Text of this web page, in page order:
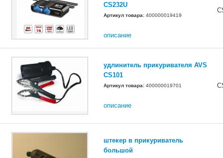
CS232U
Артикул товара: 400000019419
описание
удлинитель прикуривателя AVS
CS101
Артикул товара: 400000019701
описание
штекер в прикуриватель
большой